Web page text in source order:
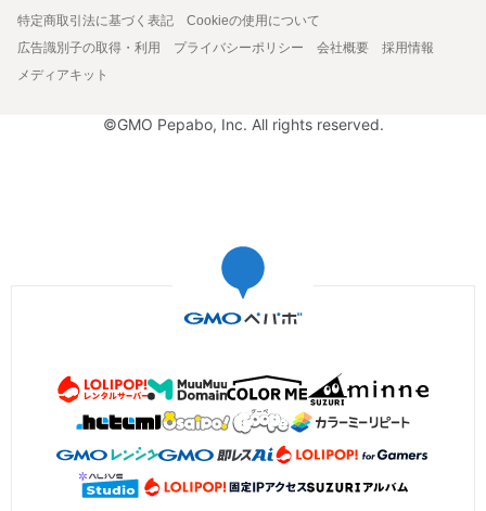
特定商取引法に基づく表記
Cookieの使用について
広告識別子の取得・利用
プライバシーポリシー 会社概要
採用情報
メディアキット
©GMO Pepabo, Inc. All rights reserved.